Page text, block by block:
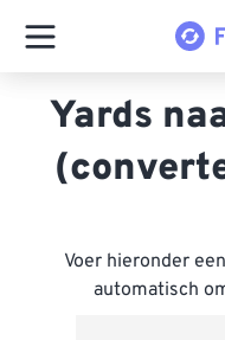
Yards
Voer hieronder
automatisch